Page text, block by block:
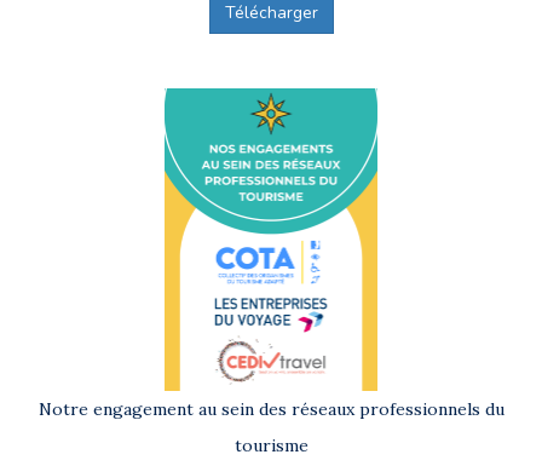
Télécharger
Notre engagement au sein des réseaux professionnels du
tourisme